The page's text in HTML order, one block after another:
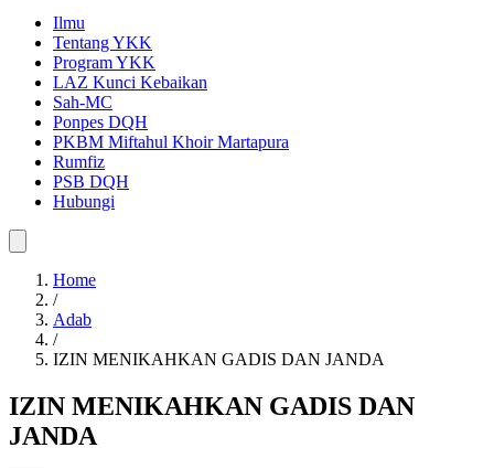
Ilmu
Tentang YKK
Program YKK
LAZ Kunci Kebaikan
Sah-MC
Ponpes DQH
PKBM Miftahul Khoir Martapura
Rumfiz
PSB DQH
Home
/
Adab
/
IZIN MENIKAHKAN GADIS DAN